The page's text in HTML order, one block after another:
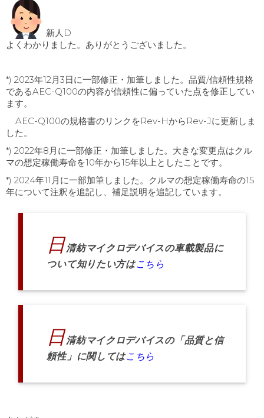
新人D
よくわかりました。ありがとうございました。
*) 2023年12月3日に一部修正・加筆しました。品質/信頼性規格
であるAEC-Q100の内容が信頼性に偏っていた点を修正してい
ます。
AEC-Q100の規格書のリンクをRev-HからRev-Jに更新しま
した。
*) 2022年8月に一部修正・加筆しました。大きな変更点はクル
マの想定稼働寿命を10年から15年以上としたことです。
*) 2024年11月に一部加筆しました。クルマの想定稼働寿命の15
年について注釈を追記し、補足説明を追記しています。
日清紡マイクロデバイスの車載製品に
ついて知りたい方はこちら
日清紡マイクロデバイスの「品質と信
頼性」に関してはこちら